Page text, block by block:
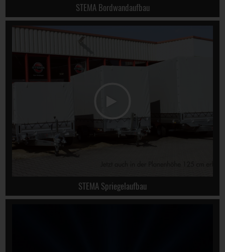
STEMA Bordwandaufbau
STEMA Spriegelaufbau